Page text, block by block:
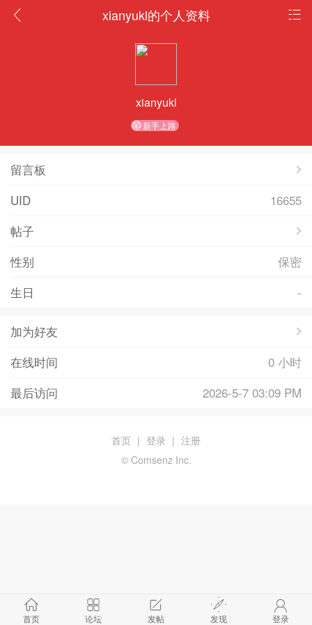
xianyukl的个人资料
xianyukl
新手上路
留言板
UID
16655
帖子
性别
保密
生日
-
加为好友
在线时间
0 小时
最后访问
2026-5-7 03:09 PM
首页 论坛 发帖 发现 登录
首页 | 登录 | 注册
© Comsenz Inc.